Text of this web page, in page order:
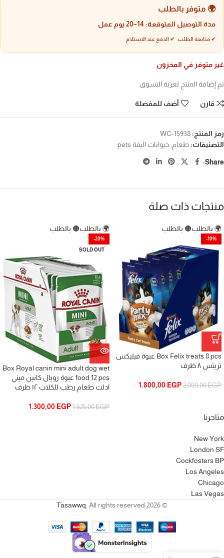
🌍 متوفر بالطلب
مدة التوصيل المتوقعة: 14–20 يوم عمل
✔ متابعة الطلب ✔ الدفع عند الاستلام
غير متوفر في المخزون
تم إضافة المنتج لعربة التسوق
قارن أضف للمفضلة
رمز المنتج: WC-15938
التصنيفات: طعام, حيوانات اليفة pets
Share:
منتجات ذات صلة
🌍 بالطلب🟠 بالطلب
-10%
Box Felix treats 8 pcs عبوة فيليكس
تريتس ٨ ظرف
2.000,00EGP
1.800,00 EGP
🌍 بالطلب🟠 بالطلب
-20%
SOLD OUT
Box Royal canin mini adult dog wet
food 12 pcs عبوة رويال كانين ميني
ادلت طعام رطب للكلاب ١٢ ظرف
1.625,00EGP
1.300,00 EGP
متاجرنا
New York
London SF
Cockfosters BP
Los Angeles
Chicago
Las Vegas
© 2026
Tasawwq. All rights reserved